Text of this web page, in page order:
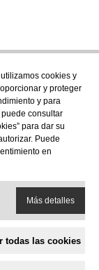
en nuestra
-
cookies y
y proteger
y para
consultar
para dar su
Puede
en
Más detalles
todas las cookies